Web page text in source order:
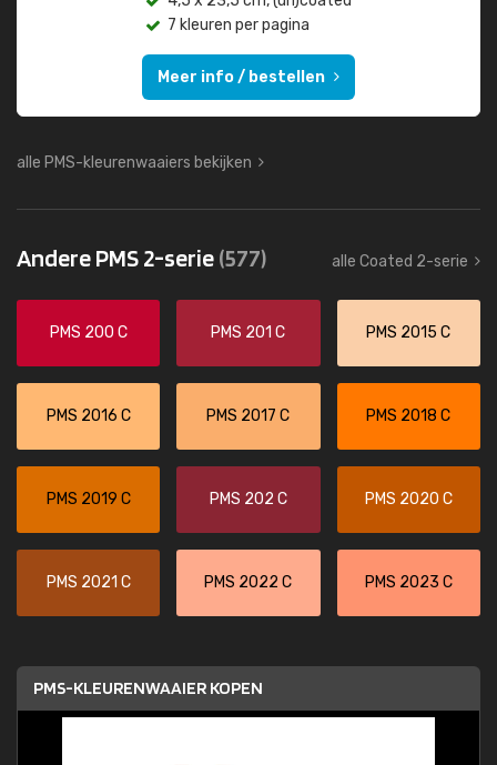
7 kleuren per pagina
Meer info / bestellen
alle PMS-kleurenwaaiers bekijken
Andere PMS 2-serie(577) alle Coated 2-serie
PMS 200 C PMS 201 C PMS 2015 C
PMS 2016 C PMS 2017 C PMS 2018 C
PMS 2019 C PMS 202 C PMS 2020 C
PMS 2021 C PMS 2022 C PMS 2023 C
PMS-KLEURENWAAIER KOPEN